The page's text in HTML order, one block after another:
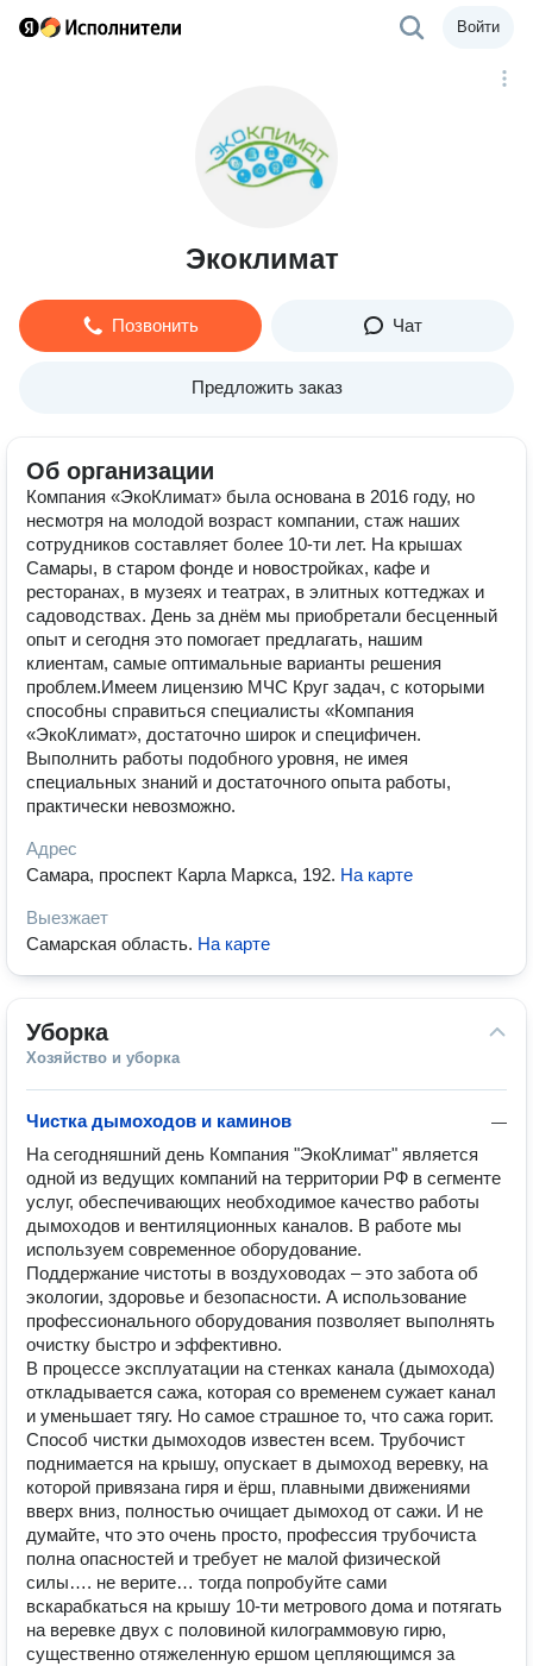
Войти
Экоклимат
Позвонить Чат
Предложить заказ
Об организации
Компания «ЭкоКлимат» была основана в 2016 году, но
несмотря на молодой возраст компании, стаж наших
сотрудников составляет более 10-ти лет. На крышах
Самары, в старом фонде и новостройках, кафе и
ресторанах, в музеях и театрах, в элитных коттеджах и
садоводствах. День за днём мы приобретали бесценный
опыт и сегодня это помогает предлагать, нашим
клиентам, самые оптимальные варианты решения
проблем.Имеем лицензию МЧС Круг задач, с которыми
способны справиться специалисты «Компания
«ЭкоКлимат», достаточно широк и специфичен.
Выполнить работы подобного уровня, не имея
специальных знаний и достаточного опыта работы,
практически невозможно.
Адрес
Самара, проспект Карла Маркса, 192. На карте
Выезжает
Самарская область. На карте
Уборка
Хозяйство и уборка
—
Чистка дымоходов и каминов
На сегодняшний день Компания "ЭкоКлимат" является
одной из ведущих компаний на территории РФ в сегменте
услуг, обеспечивающих необходимое качество работы
дымоходов и вентиляционных каналов. В работе мы
используем современное оборудование.
Поддержание чистоты в воздуховодах – это забота об
экологии, здоровье и безопасности. А использование
профессионального оборудования позволяет выполнять
очистку быстро и эффективно.
В процессе эксплуатации на стенках канала (дымохода)
откладывается сажа, которая со временем сужает канал
и уменьшает тягу. Но самое страшное то, что сажа горит.
Способ чистки дымоходов известен всем. Трубочист
поднимается на крышу, опускает в дымоход веревку, на
которой привязана гиря и ёрш, плавными движениями
вверх вниз, полностью очищает дымоход от сажи. И не
думайте, что это очень просто, профессия трубочиста
полна опасностей и требует не малой физической
силы…. не верите… тогда попробуйте сами
вскарабкаться на крышу 10-ти метрового дома и потягать
на веревке двух с половиной килограммовую гирю,
существенно отяжеленную ершом цепляющимся за